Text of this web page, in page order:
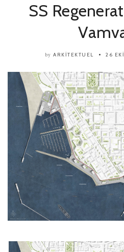
SS
by ARKITEKTUEL 26